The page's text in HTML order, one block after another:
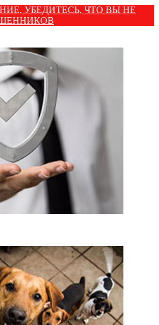
УБЕДИТЕСЬ, ЧТО ВЫ НЕ